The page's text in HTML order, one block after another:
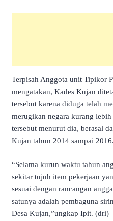
Terpisah Anggota unit Tipikor
mengatakan, Kades Kujan
tersebut karena diduga telah
merugikan negara kurang
tersebut menurut dia, berasal
Kujan tahun 2014 sampai 2016.
“Selama kurun waktu tahun
sekitar tujuh item pekerjaan
sesuai dengan rancangan
satunya adalah pembaguna
Desa Kujan,”ungkap Ipit. (dri)